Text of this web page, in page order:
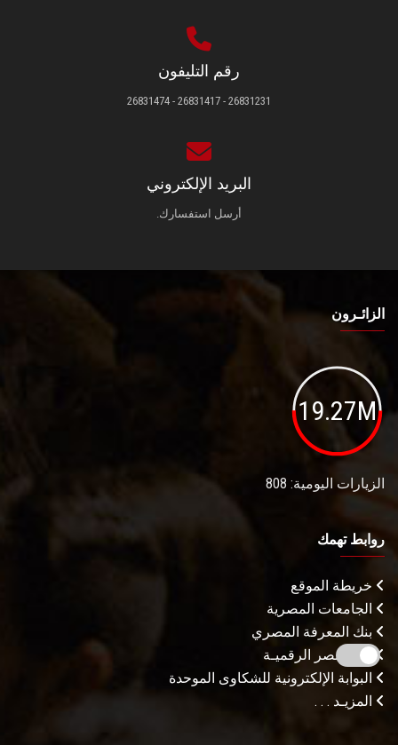
رقم التليفون
26831231 - 26831417 - 26831474
البريد الإلكتروني
أرسل استفسارك.
الزائـرون
19.27M
الزيارات اليومية: 808
روابط تهمك
خريطة الموقع
الجامعات المصرية
بنك المعرفة المصري
بوابة مصر الرقميـة
البوابة الإلكترونية للشكاوى الموحدة
المزيـد . . .